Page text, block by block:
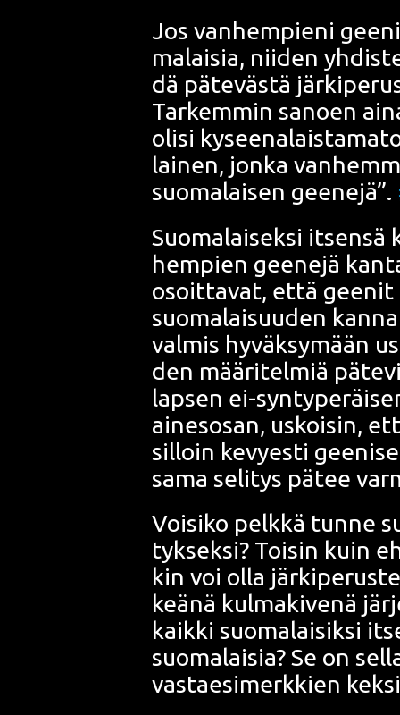
Jos van­hem­pie­ni
ma­lai­sia, nii­den
dä päte­väs­tä
Tar­kem­min sanoen
oli­si
lai­nen, jon­ka
suo­ma­lai­sen gee­ne­jä”.
Suo­ma­lai­sek­si
hem­pien gee­ne­jä
osoit­ta­vat, että
suo­ma­lai­suu­den
val­mis hyväk­sy­mään
den mää­ri­tel­miä
lap­sen ei-
aines­osan, uskoi­sin,
sil­loin kevyes­ti
sama seli­tys pätee
Voi­si­ko pelk­kä tun­ne
tyk­sek­si? Toi­sin kuin
kin voi olla
keä­nä kul­ma­ki­ve­nä
kaik­ki suo­ma­lai­sik­si
suo­ma­lai­sia? Se on
vas­tae­si­merk­kien